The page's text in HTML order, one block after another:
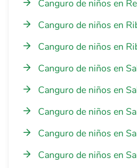
Canguro de niños en
Canguro de niños en
Canguro de niños en
Canguro de niños en
Canguro de niños en
Canguro de niños en
Canguro de niños en
Canguro de niños en